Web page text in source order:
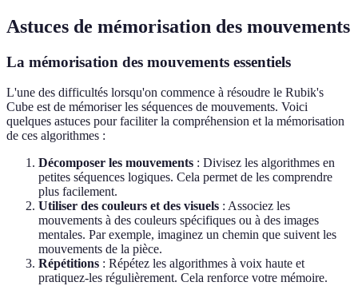
Astuces de mémorisation des mouvements
La mémorisation des mouvements essentiels
L'une des difficultés lorsqu'on commence à résoudre le Rubik's
Cube est de mémoriser les séquences de mouvements. Voici
quelques astuces pour faciliter la compréhension et la mémorisation
de ces algorithmes :
Décomposer les mouvements : Divisez les algorithmes en
petites séquences logiques. Cela permet de les comprendre
plus facilement.
Utiliser des couleurs et des visuels : Associez les
mouvements à des couleurs spécifiques ou à des images
mentales. Par exemple, imaginez un chemin que suivent les
mouvements de la pièce.
Répétitions : Répétez les algorithmes à voix haute et
pratiquez-les régulièrement. Cela renforce votre mémoire.